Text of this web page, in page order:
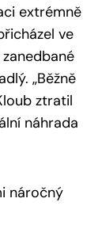
extrémně
ve
„Běžně
ztratil
náhrada
náročný